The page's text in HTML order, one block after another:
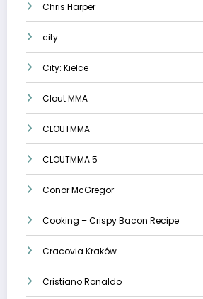
Chris Harper
city
City: Kielce
Clout MMA
CLOUTMMA
CLOUTMMA 5
Conor McGregor
Cooking – Crispy Bacon Recipe
Cracovia Kraków
Cristiano Ronaldo